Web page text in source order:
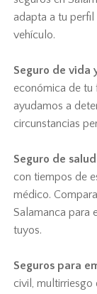
adapta a tu
vehículo.
Seguro de vida
económica de tu
ayudamos a
circunstancias
Seguro de
con tiempos de
médico.
Salamanca para
tuyos.
Seguros para
civil, multirriesgo